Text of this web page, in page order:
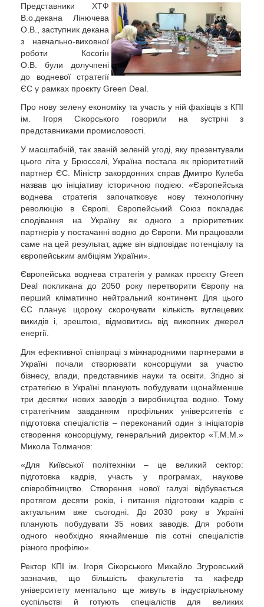
Представники ХТФ
В.о.декана Лінючева
О.В., заступник декана
з навчально-виховної
роботи Косогін
О.В. були долучпені
до водневої стратегії
ЄС у рамках проєкту Green Deal.
Про нову зелену економіку та участь у ній фахівців з КПІ
ім. Ігоря Сікорського говорили на зустрічі з
представниками промисловості.
У масштабній, так званій зеленій угоді, яку презентували
цього літа у Брюсселі, Україна постала як пріоритетний
партнер ЄС. Міністр закордонних справ Дмитро Кулеба
назвав цю ініціативу історичною подією: «Європейська
воднева стратегія започатковує нову технологічну
революцію в Європі. Європейський Союз покладає
сподівання на Україну як одного з пріоритетних
партнерів у постачанні водню до Європи. Ми працювали
саме на цей результат, адже він відповідає потенціалу та
європейським амбіціям України».
Європейська воднева стратегія у рамках проєкту Green
Deal покликана до 2050 року перетворити Європу на
перший кліматично нейтральний континент. Для цього
ЄС планує щороку скорочувати кількість вуглецевих
викидів і, зрештою, відмовитись від викопних джерел
енергії.
Для ефективної співпраці з міжнародними партнерами в
Україні почали створювати консорціуми за участю
бізнесу, влади, представників науки та освіти. Згідно зі
стратегією в Україні планують побудувати щонайменше
три десятки нових заводів з виробництва водню. Тому
стратегічним завданням профільних університетів є
підготовка спеціалістів – переконаний один з ініціаторів
створення консорціуму, генеральний директор «Т.М.М.»
Микола Толмачов:
«Для Київської політехніки – це великий сектор:
підготовка кадрів, участь у програмах, наукове
співробітництво. Створення нової галузі відбувається
протягом десяти років, і питання підготовки кадрів є
актуальним вже сьогодні. До 2030 року в Україні
планують побудувати 35 нових заводів. Для роботи
одного необхідно якнайменше пів сотні спеціалістів
різного профілю».
Ректор КПІ ім. Ігоря Сікорського Михайло Згуровський
зазначив, що більшість факультетів та кафедр
університету ментально ще живуть в індустріальному
суспільстві й готують спеціалістів для великих